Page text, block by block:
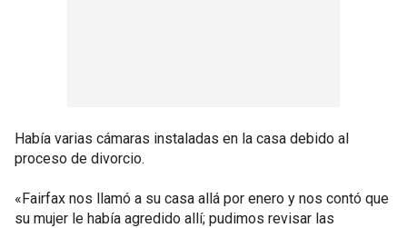
Había varias cámaras instaladas en la casa debido al
proceso de divorcio.
«Fairfax nos llamó a su casa allá por enero y nos contó que
su mujer le había agredido allí; pudimos revisar las